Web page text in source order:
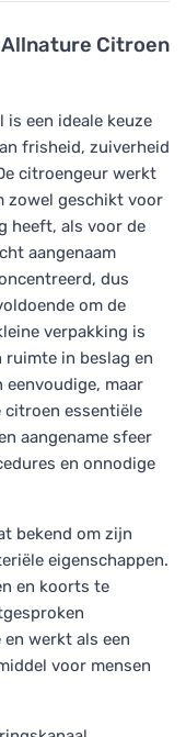
Allnature Citroen
is een ideale keuze
frisheid, zuiverheid
citroengeur werkt
zowel geschikt voor
heeft, als voor de
aangenaam
dus
om de
verpakking is
ruimte in beslag en
maar
essentiële
aangename sfeer
en onnodige
bekend om zijn
eigenschappen.
en koorts te
werkt als een
voor mensen